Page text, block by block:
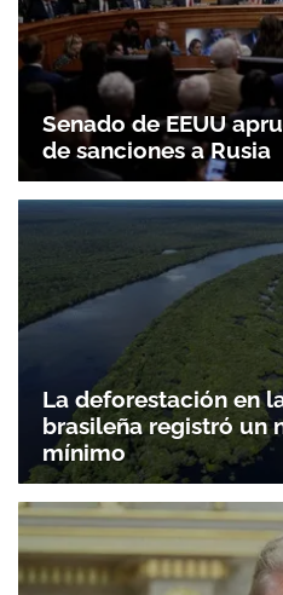
Senado de EEUU
de sanciones a Rusia
La deforestación en
brasileña registró un
mínimo